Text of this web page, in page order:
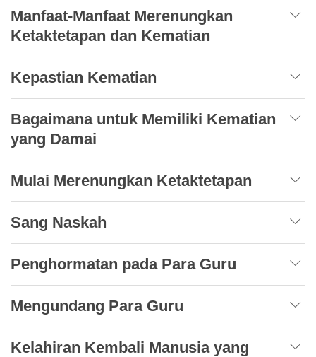
Manfaat-Manfaat Merenungkan
Ketaktetapan dan Kematian
Kepastian Kematian
Bagaimana untuk Memiliki Kematian
yang Damai
Mulai Merenungkan Ketaktetapan
Sang Naskah
Penghormatan pada Para Guru
Mengundang Para Guru
Kelahiran Kembali Manusia yang